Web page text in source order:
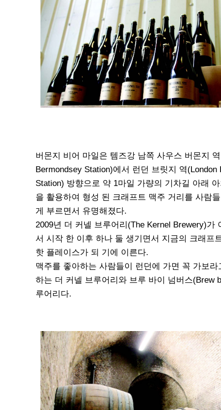
버몬지 비어 마일은 템즈강 남쪽 사우스 버몬지
Bermondsey Station)에서 런던 브릿지 역(London
Station) 방향으로 약 1마일 가량의 기차길 아래
을 활용하여 형성 된 크래프트 맥주 거리를 사람
게 부르면서 유명해졌다.
2009년 더 커넬 브루어리(The Kernel Brewery)가
서 시작 한 이후 하나 둘 생기면서 지금의 크래프
핫 플레이스가 되 기에 이른다.
맥주를 좋아하는 사람들이 런던에 가면 꼭 가보라
하는 더 커넬 브루어리와 브루 바이 넘버스(Brew
루어리다.